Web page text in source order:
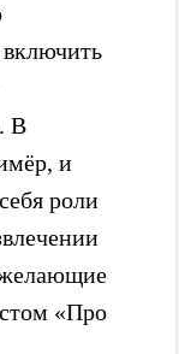
В
и
роли
желающие
«Про